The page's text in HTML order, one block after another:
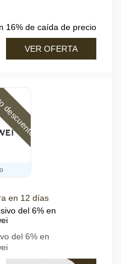
16% de caída de precio
VER OFERTA
en 12 días
del 6% en
del 6% en